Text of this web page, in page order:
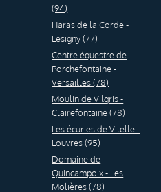
(94)
Haras de la Corde -
Lesigny (77)
Centre équestre de
Porchefontaine -
Versailles (78)
Moulin de Vilgris -
Clairefontaine (78)
Les écuries de Vitelle -
Louvres (95)
Domaine de
Quincampoix - Les
Molières (78)